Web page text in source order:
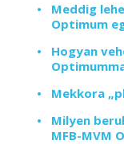
Meddig
Optimum
Hogyan
Mekkora
Milyen
MFB-MVM